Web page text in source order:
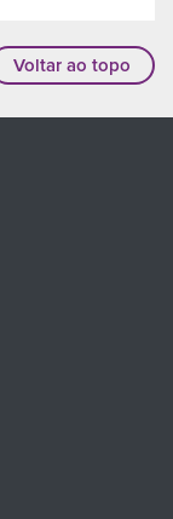
Voltar ao topo